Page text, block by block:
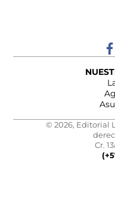
© 2026, Editorial
Cr.